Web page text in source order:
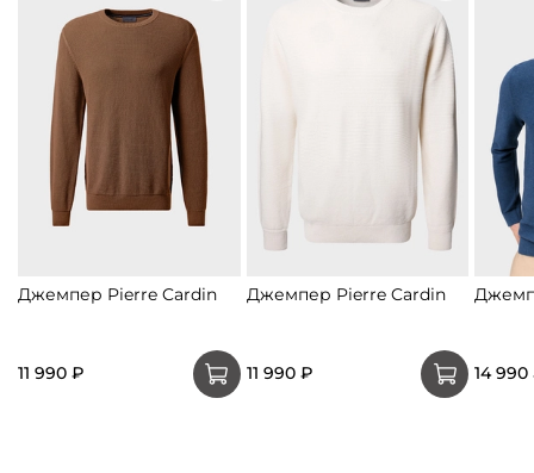
Джемпер Pierre Cardin
11 990 ₽
Джемпер Pierre Cardin
11 990 ₽ 14